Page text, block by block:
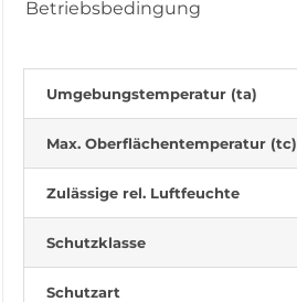
Betriebsbedingung
Umgebungstemperatur (ta)
Max. Oberflächentemperatur (tc)
Zulässige rel. Luftfeuchte
Schutzklasse
Schutzart